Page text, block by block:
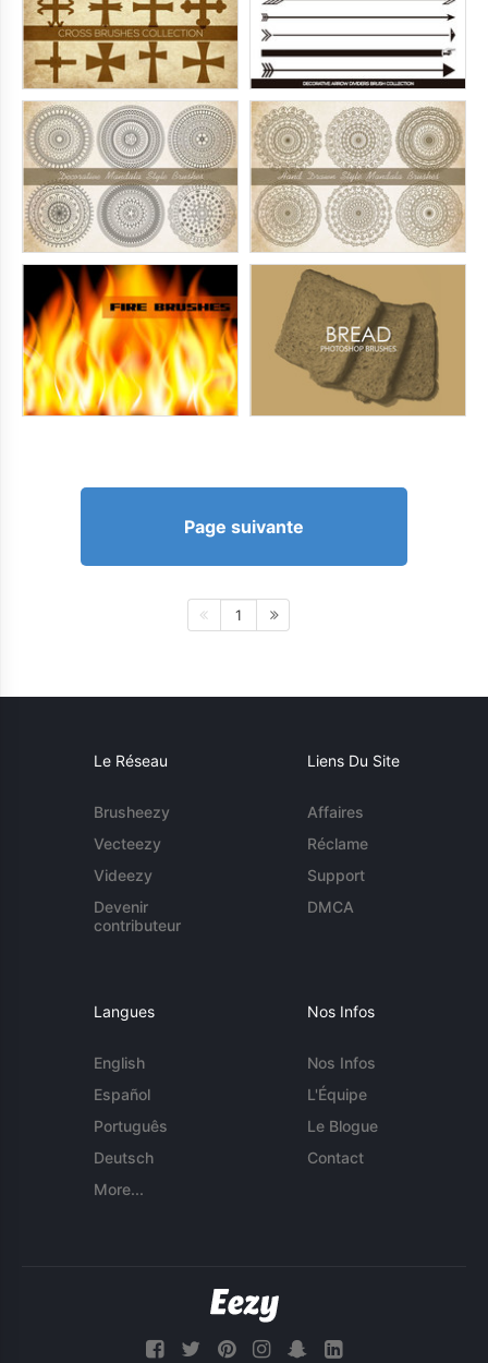
Page suivante
1
Le Réseau
Brusheezy
Vecteezy
Videezy
Devenir
contributeur
Liens Du Site
Affaires
Réclame
Support
DMCA
Langues
English
Español
Português
Deutsch
More...
Nos Infos
Nos Infos
L'Équipe
Le Blogue
Contact